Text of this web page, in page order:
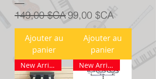
Prix original
149,00 $CAPrix promotionnel
99,00 $CA
Ajouter au
panier
Ajouter au
panier
New Arrival New Arrival